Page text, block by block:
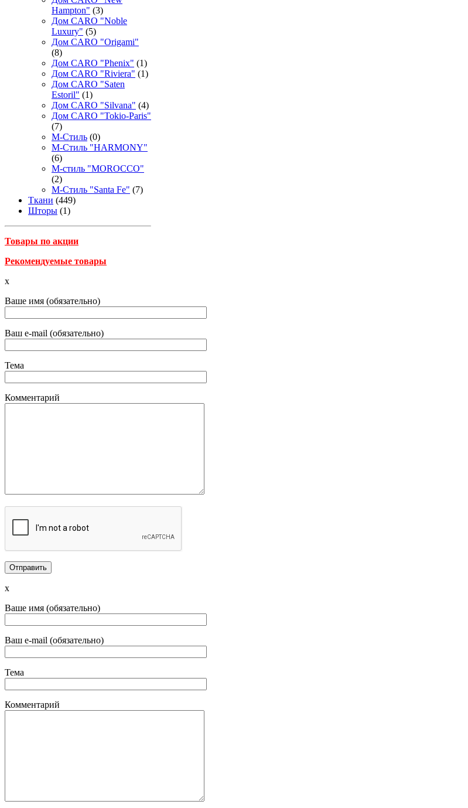
Hampton" (3)
Дом CARO "Noble
Luxury" (5)
Дом CARO "Origami"
(8)
Дом CARO "Phenix" (1)
Дом CARO "Riviera" (1)
Дом CARO "Saten
Estoril" (1)
Дом CARO "Silvana" (4)
Дом CARO "Tokio-Paris"
(7)
М-Стиль (0)
М-Стиль "HARMONY"
(6)
М-стиль "MOROCCO"
(2)
М-Стиль "Santa Fe" (7)
Ткани (449)
Шторы (1)
Товары по акции
Рекомендуемые товары
x
Ваше имя (обязательно)
Ваш e-mail (обязательно)
Тема
Комментарий
x
Ваше имя (обязательно)
Ваш e-mail (обязательно)
Тема
Комментарий